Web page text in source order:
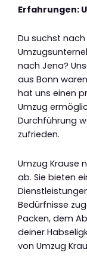
Erfahrungen:
Du suchst
nach Jena?
aus Bonn
hat uns einen
Umzug
Durchführung
zufrieden.
Umzug Krause
ab. Sie bieten
Bedürfnisse
Packen, dem
deiner
von Umzug